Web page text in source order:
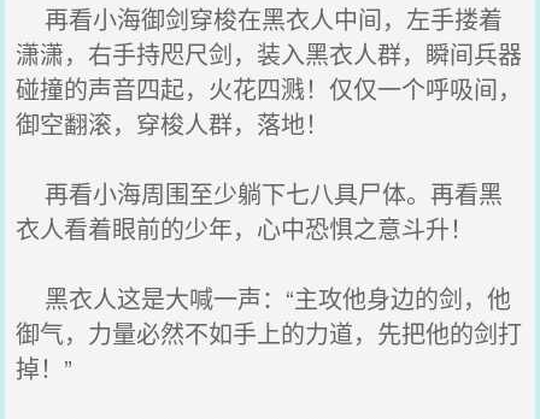
再看小海御剑穿梭在黑衣人中间，左手搂着
潇潇，右手持咫尺剑，装入黑衣人群，瞬间兵器
碰撞的声音四起，火花四溅！仅仅一个呼吸间，
御空翻滚，穿梭人群，落地！
再看小海周围至少躺下七八具尸体。再看黑
衣人看着眼前的少年，心中恐惧之意斗升！
黑衣人这是大喊一声：“主攻他身边的剑，他
御气，力量必然不如手上的力道，先把他的剑打
掉！”